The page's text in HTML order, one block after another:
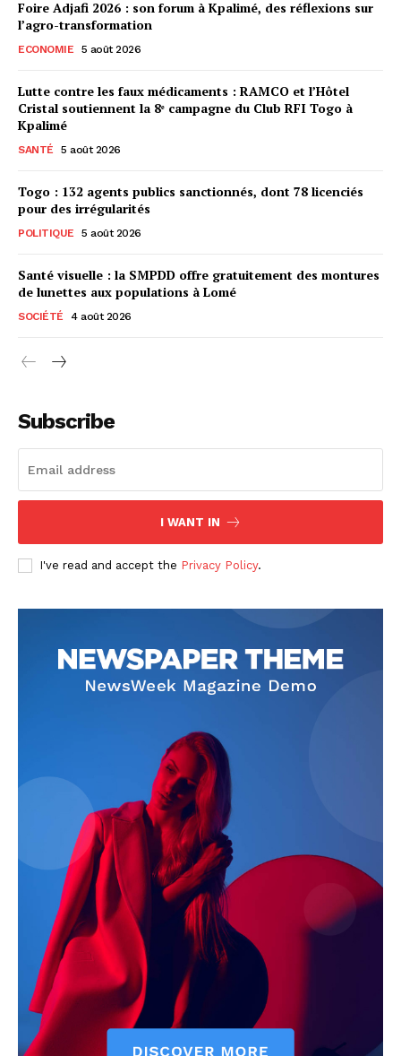
Foire Adjafi 2026 : son forum à Kpalimé, des réflexions sur
l’agro-transformation
ECONOMIE 5 août 2026
Lutte contre les faux médicaments : RAMCO et l’Hôtel
Cristal soutiennent la 8ᵉ campagne du Club RFI Togo à
Kpalimé
SANTÉ 5 août 2026
Togo : 132 agents publics sanctionnés, dont 78 licenciés
pour des irrégularités
POLITIQUE 5 août 2026
Santé visuelle : la SMPDD offre gratuitement des montures
de lunettes aux populations à Lomé
SOCIÉTÉ 4 août 2026
Subscribe
I WANT IN
I've read and accept the Privacy Policy.